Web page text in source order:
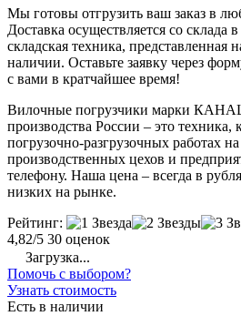
Мы готовы отгрузить ваш заказ в
Доставка осуществляется со склада
складская техника, представленная
наличии. Оставьте заявку через
с вами в кратчайшее время!
Вилочные погрузчики марки
производства России – это техника,
погрузочно-разгрузочных работах
производственных цехов и
телефону. Наша цена – всегда в
низких на рынке.
Рейтинг:
4,82/5 30 оценок
Загрузка...
Помочь с выбором?
Узнать стоимость
Есть в наличии